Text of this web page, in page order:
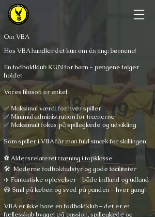
Om VBA
Hos VBA handler det kun om én ting: børnene!
En fodboldklub KUN for børn - pengene følger
holdet
Vores filosofi er enkel:
✅ Maksimal værdi for hver spiller
✅ Minimal administration for trænerne
✅ Maksimalt fokus på spilleglæde og udvikling
Som spiller i VBA får man fuld smæk for skillingen:
⚽ Aldersrelateret træning i topklasse
🛠 Moderne fodboldudstyr og gode faciliteter
✈️ Fantastiske oplevelser – både indland og udland
😃 Smil på læben og sved på panden – hver gang!
VBA er ikke bare en fodboldklub – det er et
fællesskab bygget på passion, spilleglæde og